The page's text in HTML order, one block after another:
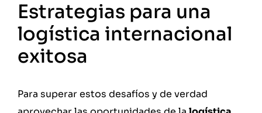
Estrategias para una
logística internacional
exitosa
Para superar estos desafíos y de verdad